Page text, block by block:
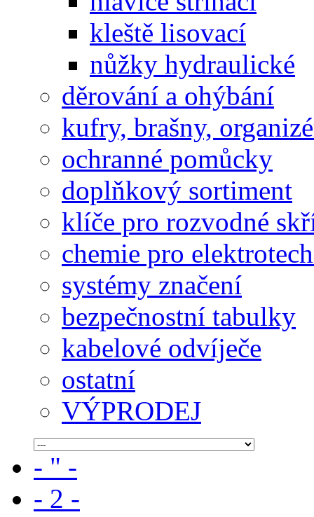
kleště lisovací
nůžky hydraulické
děrování a ohýbání
kufry, brašny,
ochranné pomůcky
doplňkový sortiment
klíče pro rozvodné
chemie pro
systémy značení
bezpečnostní tabulky
kabelové odvíječe
ostatní
VÝPRODEJ
- " -
- 2 -